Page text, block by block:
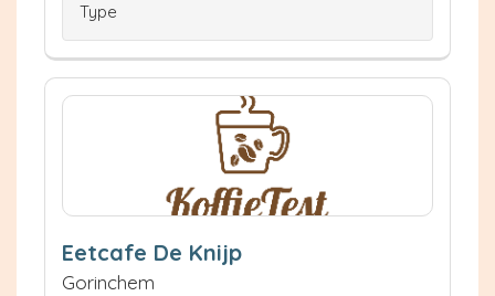
Type
Eetcafe De Knijp
Gorinchem